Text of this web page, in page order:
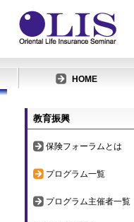
HOME
教育振興
保険フォーラムとは
プログラム一覧
プログラム主催者一覧